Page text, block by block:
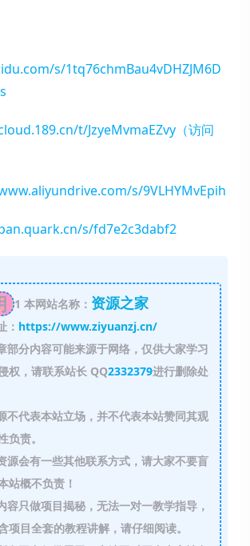
s/1tq76chmBau4vDHZJM6D
t/JzyeMvmaEZvy（访问
s/9VLHYMvEpih
s/fd7e2c3dabf2
1 本网站名称： 资源之家
： https://www.ziyuanzj.cn/
部分内容可能来源于网络，仅供大家学习
权，请联系站长 QQ2332379进行删除处
不代表本站立场，并不代表本站赞同其观
负责。
源会有一些其他联系方式，请大家不要盲
站概不负责！
只做项目揭秘，无法一对一教学指导，
项目全套的教程讲解，请仔细阅读。